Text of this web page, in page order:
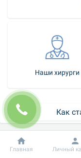
Наши хирурги
Как
Добробут
Главная Личный